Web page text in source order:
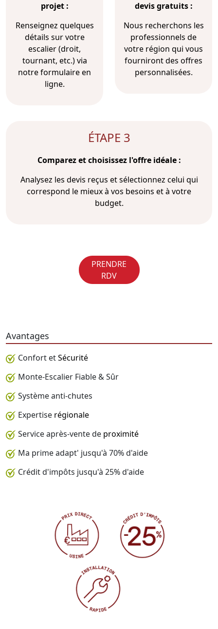
projet :
Renseignez quelques
détails sur votre
escalier (droit,
tournant, etc.) via
notre formulaire en
ligne.
devis gratuits :
Nous recherchons les
professionnels de
votre région qui vous
fourniront des offres
personnalisées.
ÉTAPE 3
Comparez et choisissez l'offre idéale :
Analysez les devis reçus et sélectionnez celui qui
correspond le mieux à vos besoins et à votre
budget.
PRENDRE
RDV
Avantages
Confort etSécurité
Monte-Escalier Fiable & Sûr
Système anti-chutes
Expertise régionale
Service après-vente de proximité
Ma prime adapt' jusqu'à 70% d'aide
Crédit d'impôts jusqu'à 25% d'aide